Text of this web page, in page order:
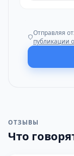
Отправляя
публикации
ОТЗЫВЫ
Что